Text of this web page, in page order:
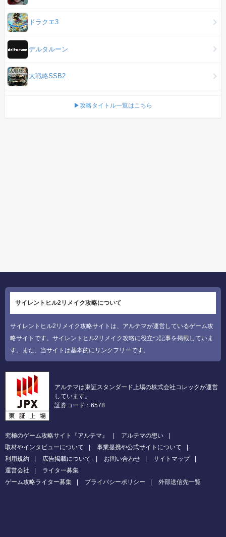
ドラクエ3
デルタルーン
大戦略SSB2
▶攻略タイトル一覧はこちら
サイレントヒル2リメイク攻略について
サイレントヒル2リメイク攻略サイトは、アルテマが運営しているゲーム攻
略サイトです。サイレントヒル2リメイク攻略に役立つ記事を掲載していま
す。また、当サイトは基本的にリンクフリーです。
アルテマは東証スタンダード上場の株式会社コレックが運営
しています。
証券コード：6578
究極のゲーム攻略サイト『アルテマ』
アルテマの想い
取材やインタビューについて
事業提携や公式サイトについて
利用規約
広告掲載について お問い合わせ
サイトマップ
運営会社
ライター募集
ゲーム攻略ライター募集
プライバシーポリシー 外部送信先一覧